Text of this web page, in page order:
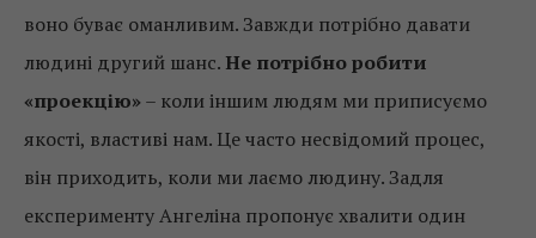
воно буває оманливим. Завжди потрібно давати
людині другий шанс. Не потрібно робити
«проекцію»– коли іншим людям ми приписуємо
якості, властиві нам. Це часто несвідомий процес,
він приходить, коли ми лаємо людину. Задля
експерименту Ангеліна пропонує хвалити один